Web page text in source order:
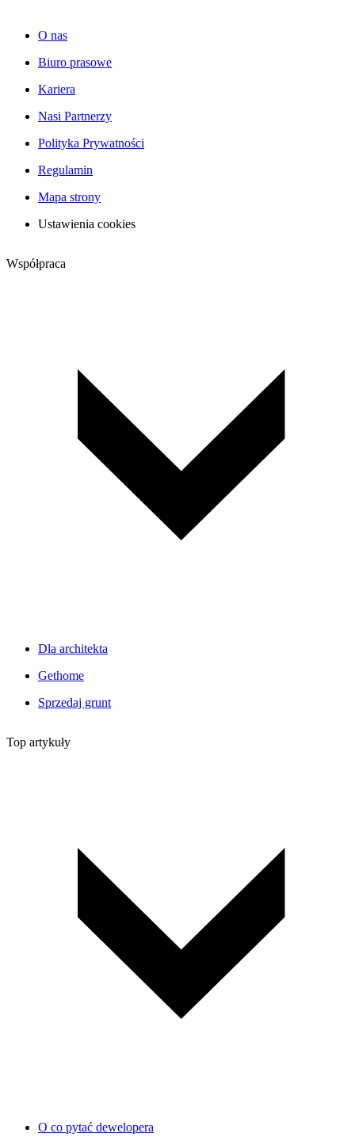
O nas
Biuro prasowe
Kariera
Nasi Partnerzy
Polityka Prywatności
Regulamin
Mapa strony
Ustawienia cookies
Współpraca
Dla architekta
Gethome
Sprzedaj grunt
Top artykuły
O co pytać dewelopera